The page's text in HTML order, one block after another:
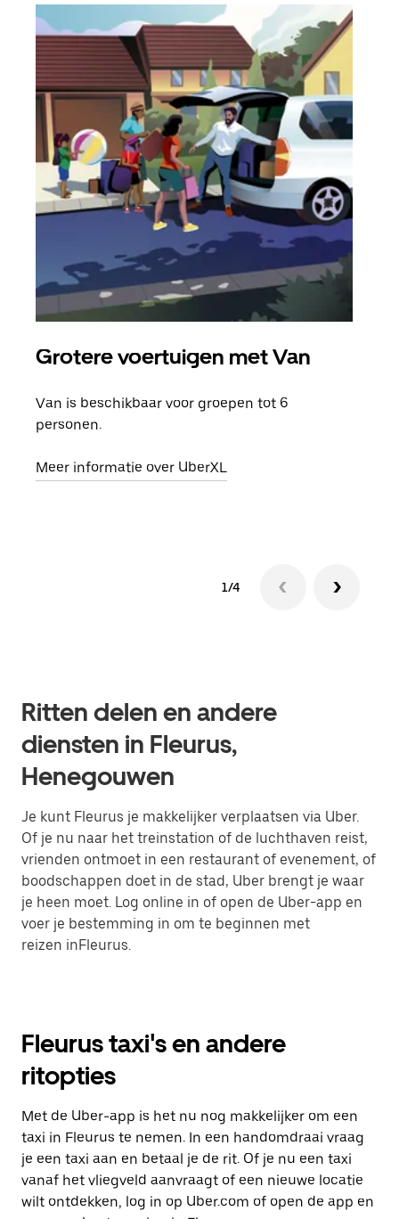
Grotere voertuigen met Van
Van is beschikbaar voor groepen tot 6
personen.
Meer informatie over UberXL
1/4
Ritten delen en andere
diensten in Fleurus,
Henegouwen
Je kunt Fleurus je makkelijker verplaatsen via Uber.
Of je nu naar het treinstation of de luchthaven reist,
vrienden ontmoet in een restaurant of evenement, of
boodschappen doet in de stad, Uber brengt je waar
je heen moet. Log online in of open de Uber-app en
voer je bestemming in om te beginnen met
reizen inFleurus.
Fleurus taxi's en andere
ritopties
Met de Uber-app is het nu nog makkelijker om een
taxi in Fleurus te nemen. In een handomdraai vraag
je een taxi aan en betaal je de rit. Of je nu een taxi
vanaf het vliegveld aanvraagt of een nieuwe locatie
wilt ontdekken, log in op Uber.com of open de app en